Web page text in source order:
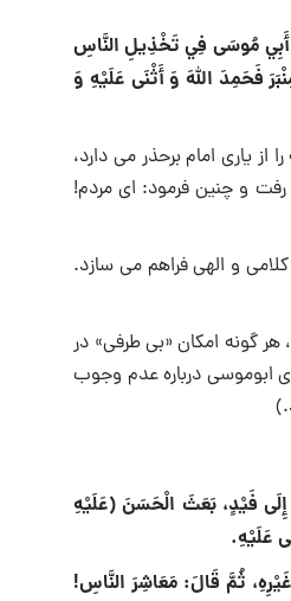
أَبِي مُوسَى فِي تَخْذِيلِ النَّاسِ
فَحَمِدَ اللَّهَ وَ أَثْنَى عَلَيْهِ وَ
یاری امام برحذر می دارد،
و چنین فرمود: ای مردم!
و الهی فراهم می سازد.
گونه امکان «بی طرفی» در
ابوموسی درباره عدم وجوب
إِلَى فَيْدٍ، بَعَثَ الْحَسَنَ (عَلَيْهِ
عَلَيْهِ.
ثُمَّ قَالَ: مَعَاشِرَ النَّاسِ!